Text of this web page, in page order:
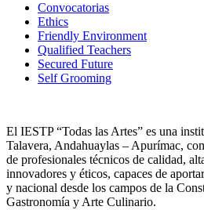
Convocatorias
Ethics
Friendly Environment
Qualified Teachers
Secured Future
Self Grooming
El IESTP “Todas las Artes” es una
Talavera, Andahuaylas – Apurímac,
de profesionales técnicos de calidad,
innovadores y éticos, capaces de
y nacional desde los campos de la
Gastronomía y Arte Culinario.